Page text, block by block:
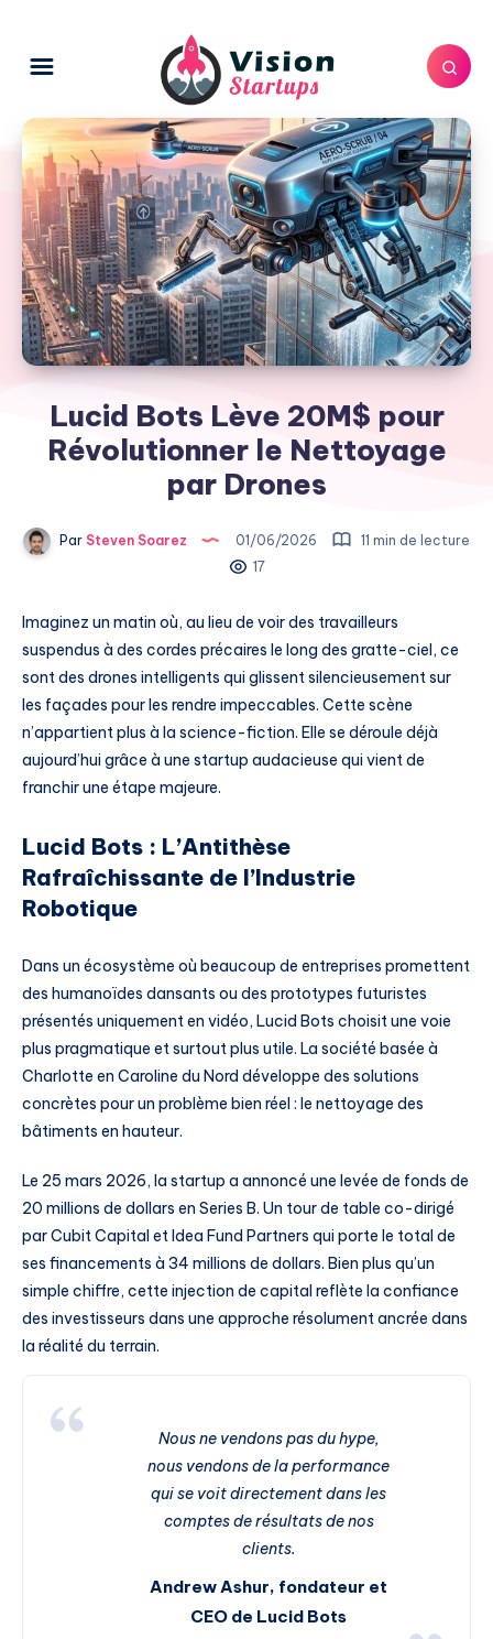
Lucid Bots Lève 20M$ pour
Révolutionner le Nettoyage
par Drones
Par Steven Soarez 01/06/2026
11 min de lecture
17
Imaginez un matin où, au lieu de voir des travailleurs
suspendus à des cordes précaires le long des gratte-ciel, ce
sont des drones intelligents qui glissent silencieusement sur
les façades pour les rendre impeccables. Cette scène
n’appartient plus à la science-fiction. Elle se déroule déjà
aujourd’hui grâce à une startup audacieuse qui vient de
franchir une étape majeure.
Lucid Bots : L’Antithèse
Rafraîchissante de l’Industrie
Robotique
Dans un écosystème où beaucoup de entreprises promettent
des humanoïdes dansants ou des prototypes futuristes
présentés uniquement en vidéo, Lucid Bots choisit une voie
plus pragmatique et surtout plus utile. La société basée à
Charlotte en Caroline du Nord développe des solutions
concrètes pour un problème bien réel : le nettoyage des
bâtiments en hauteur.
Le 25 mars 2026, la startup a annoncé une levée de fonds de
20 millions de dollars en Series B. Un tour de table co-dirigé
par Cubit Capital et Idea Fund Partners qui porte le total de
ses financements à 34 millions de dollars. Bien plus qu’un
simple chiffre, cette injection de capital reflète la confiance
des investisseurs dans une approche résolument ancrée dans
la réalité du terrain.
Nous ne vendons pas du hype,
nous vendons de la performance
qui se voit directement dans les
comptes de résultats de nos
clients.
Andrew Ashur, fondateur et
CEO de Lucid Bots